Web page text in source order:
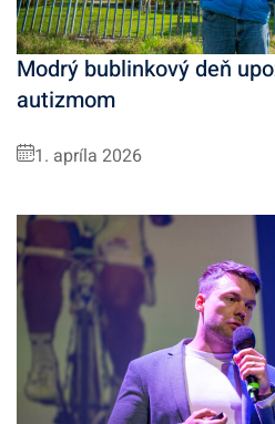
Modrý bublinkový deň
autizmom
1. apríla 2026